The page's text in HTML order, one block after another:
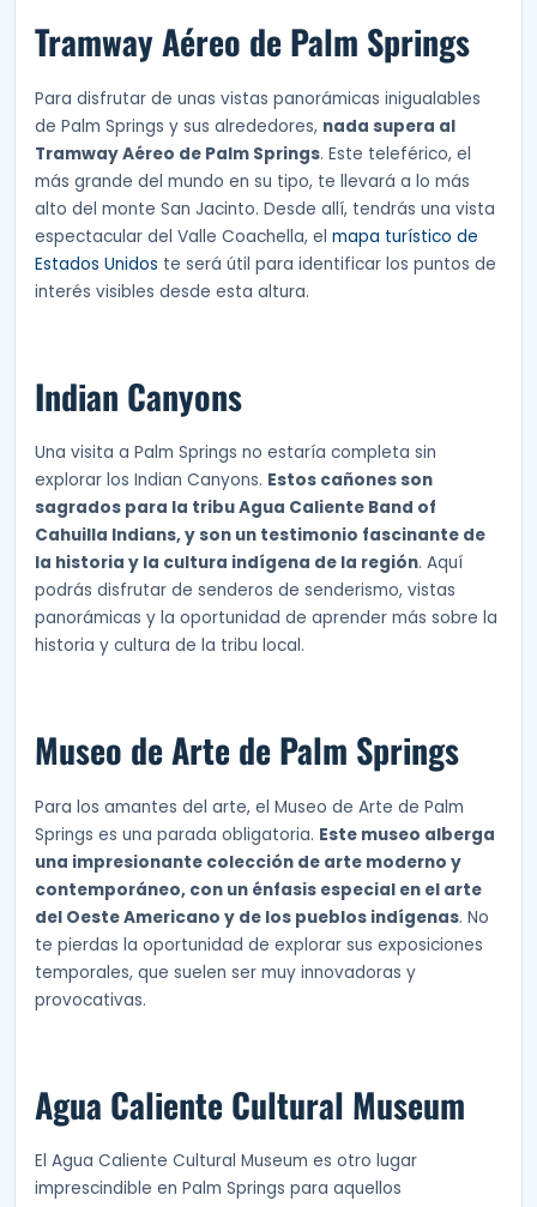
Tramway Aéreo de Palm Springs
Para disfrutar de unas vistas panorámicas inigualables
de Palm Springs y sus alrededores, nada supera al
Tramway Aéreo de Palm Springs. Este teleférico, el
más grande del mundo en su tipo, te llevará a lo más
alto del monte San Jacinto. Desde allí, tendrás una vista
espectacular del Valle Coachella, el mapa turístico de
Estados Unidos te será útil para identificar los puntos de
interés visibles desde esta altura.
Indian Canyons
Una visita a Palm Springs no estaría completa sin
explorar los Indian Canyons. Estos cañones son
sagrados para la tribu Agua Caliente Band of
Cahuilla Indians, y son un testimonio fascinante de
la historia y la cultura indígena de la región. Aquí
podrás disfrutar de senderos de senderismo, vistas
panorámicas y la oportunidad de aprender más sobre la
historia y cultura de la tribu local.
Museo de Arte de Palm Springs
Para los amantes del arte, el Museo de Arte de Palm
Springs es una parada obligatoria. Este museo alberga
una impresionante colección de arte moderno y
contemporáneo, con un énfasis especial en el arte
del Oeste Americano y de los pueblos indígenas. No
te pierdas la oportunidad de explorar sus exposiciones
temporales, que suelen ser muy innovadoras y
provocativas.
Agua Caliente Cultural Museum
El Agua Caliente Cultural Museum es otro lugar
imprescindible en Palm Springs para aquellos